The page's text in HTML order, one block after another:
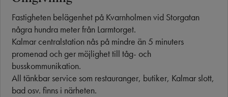
Fastigheten belägenhet på Kvarnholmen vid Storgatan
några hundra meter från Larmtorget.
Kalmar centralstation nås på mindre än 5 minuters
promenad och ger möjlighet till tåg- och
busskommunikation.
All tänkbar service som restauranger, butiker, Kalmar slott,
bad osv. finns i närheten.